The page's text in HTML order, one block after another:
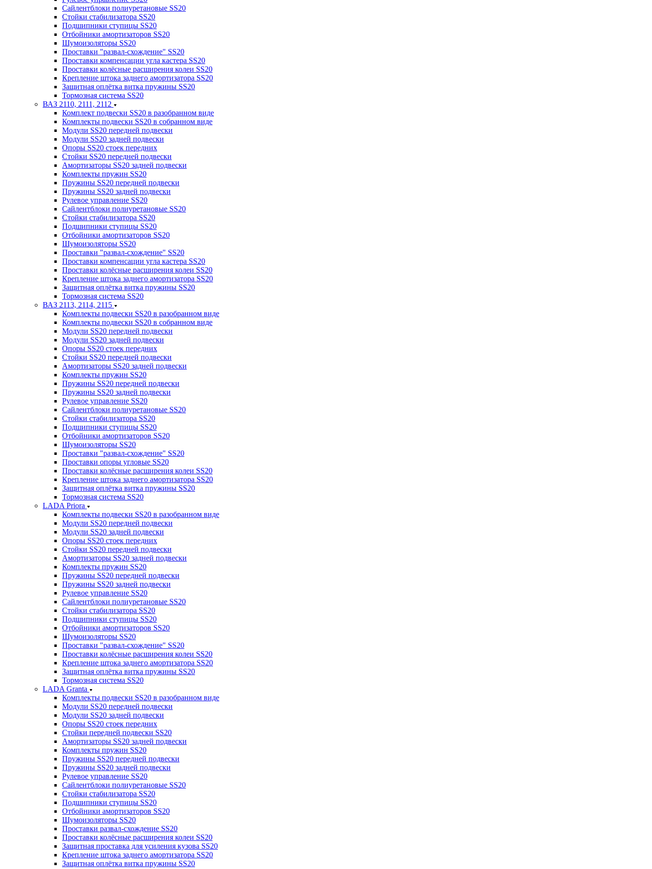
Сайлентблоки полиуретановые SS20
Стойки стабилизатора SS20
Подшипники ступицы SS20
Отбойники амортизаторов SS20
Шумоизоляторы SS20
Проставки "развал-схождение" SS20
Проставки компенсации угла кастера SS20
Проставки колёсные расширения колеи SS20
Крепление штока заднего амортизатора SS20
Защитная оплётка витка пружины SS20
Тормозная система SS20
ВАЗ 2110, 2111, 2112
Комплект подвески SS20 в разобранном виде
Комплекты подвески SS20 в собранном виде
Модули SS20 передней подвески
Модули SS20 задней подвески
Опоры SS20 стоек передних
Стойки SS20 передней подвески
Амортизаторы SS20 задней подвески
Комплекты пружин SS20
Пружины SS20 передней подвески
Пружины SS20 задней подвески
Рулевое управление SS20
Сайлентблоки полиуретановые SS20
Стойки стабилизатора SS20
Подшипники ступицы SS20
Отбойники амортизаторов SS20
Шумоизоляторы SS20
Проставки "развал-схождение" SS20
Проставки компенсации угла кастера SS20
Проставки колёсные расширения колеи SS20
Крепление штока заднего амортизатора SS20
Защитная оплётка витка пружины SS20
Тормозная система SS20
ВАЗ 2113, 2114, 2115
Комплекты подвески SS20 в разобранном виде
Комплекты подвески SS20 в собранном виде
Модули SS20 передней подвески
Модули SS20 задней подвески
Опоры SS20 стоек передних
Стойки SS20 передней подвески
Амортизаторы SS20 задней подвески
Комплекты пружин SS20
Пружины SS20 передней подвески
Пружины SS20 задней подвески
Рулевое управление SS20
Сайлентблоки полиуретановые SS20
Стойки стабилизатора SS20
Подшипники ступицы SS20
Отбойники амортизаторов SS20
Шумоизоляторы SS20
Проставки "развал-схождение" SS20
Проставки опоры угловые SS20
Проставки колёсные расширения колеи SS20
Крепление штока заднего амортизатора SS20
Защитная оплётка витка пружины SS20
Тормозная система SS20
LADA Priora
Комплекты подвески SS20 в разобранном виде
Модули SS20 передней подвески
Модули SS20 задней подвески
Опоры SS20 стоек передних
Стойки SS20 передней подвески
Амортизаторы SS20 задней подвески
Комплекты пружин SS20
Пружины SS20 передней подвески
Пружины SS20 задней подвески
Рулевое управление SS20
Сайлентблоки полиуретановые SS20
Стойки стабилизатора SS20
Подшипники ступицы SS20
Отбойники амортизаторов SS20
Шумоизоляторы SS20
Проставки "развал-схождение" SS20
Проставки колёсные расширения колеи SS20
Крепление штока заднего амортизатора SS20
Защитная оплётка витка пружины SS20
Тормозная система SS20
LADA Granta
Комплекты подвески SS20 в разобранном виде
Модули SS20 передней подвески
Модули SS20 задней подвески
Опоры SS20 стоек передних
Стойки передней подвески SS20
Амортизаторы SS20 задней подвески
Комплекты пружин SS20
Пружины SS20 передней подвески
Пружины SS20 задней подвески
Рулевое управление SS20
Сайлентблоки полиуретановые SS20
Стойки стабилизатора SS20
Подшипники ступицы SS20
Отбойники амортизаторов SS20
Шумоизоляторы SS20
Проставки развал-схождение SS20
Проставки колёсные расширения колеи SS20
Защитная проставка для усиления кузова SS20
Крепление штока заднего амортизатора SS20
Защитная оплётка витка пружины SS20